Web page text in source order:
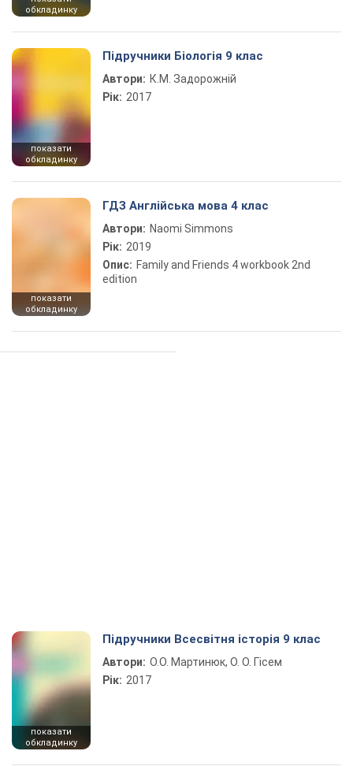
обкладинку
показати
обкладинку
Підручники Біологія 9 клас
Автори: К.М. Задорожній
Рік: 2017
показати
обкладинку
ГДЗ Англійська мова 4 клас
Автори: Naomi Simmons
Рік: 2019
Опис: Family and Friends 4 workbook 2nd
edition
показати
обкладинку
Підручники Всесвітня історія 9 клас
Автори: О.О. Мартинюк, О. О. Гісем
Рік: 2017